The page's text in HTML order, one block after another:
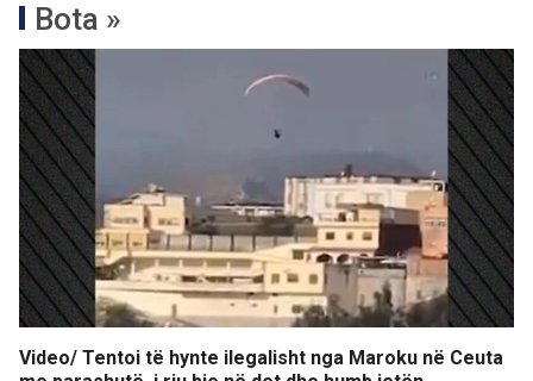
Bota »
Video/ Tentoi të hynte ilegalisht nga Maroku në Ceuta